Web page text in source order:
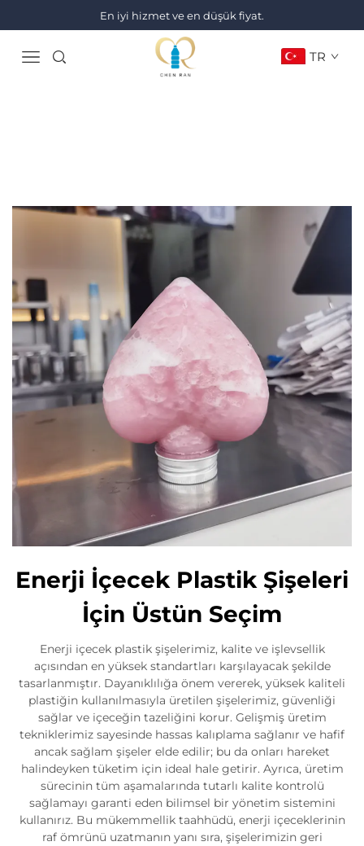
En iyi hizmet ve en düşük fiyat.
TR
Enerji İçecek Plastik Şişeleri
İçin Üstün Seçim
Enerji içecek plastik şişelerimiz, kalite ve işlevsellik
açısından en yüksek standartları karşılayacak şekilde
tasarlanmıştır. Dayanıklılığa önem vererek, yüksek kaliteli
plastiğin kullanılmasıyla üretilen şişelerimiz, güvenliği
sağlar ve içeceğin tazeliğini korur. Gelişmiş üretim
tekniklerimiz sayesinde hassas kalıplama sağlanır ve hafif
ancak sağlam şişeler elde edilir; bu da onları hareket
halindeyken tüketim için ideal hale getirir. Ayrıca, üretim
sürecinin tüm aşamalarında tutarlı kalite kontrolü
sağlamayı garanti eden bilimsel bir yönetim sistemini
kullanırız. Bu mükemmellik taahhüdü, enerji içeceklerinin
raf ömrünü uzatmanın yanı sıra, şişelerimizin geri